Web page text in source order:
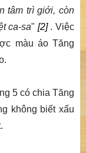
tâm trì giới, còn
ca-sa" [2]. Việc
màu áo Tăng
5 có chia Tăng
không biết xấu